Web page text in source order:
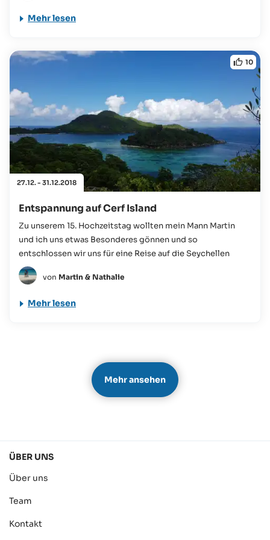
Mehr lesen
27.12. - 31.12.2018
10
Entspannung auf Cerf Island
Zu unserem 15. Hochzeitstag wollten mein Mann Martin
und ich uns etwas Besonderes gönnen und so
entschlossen wir uns für eine Reise auf die Seychellen
von Martin & Nathalie
Mehr lesen
Mehr ansehen
ÜBER UNS
Über uns
Team
Kontakt